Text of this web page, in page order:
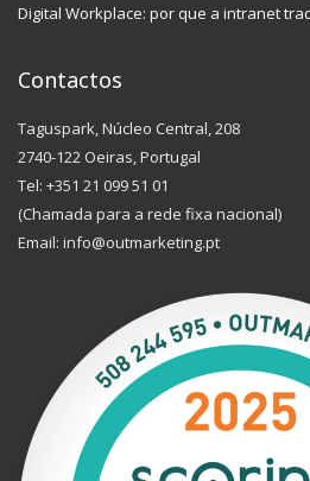
Digital Workplace: por que a intranet
Contactos
Taguspark, Núcleo Central, 208
2740-122 Oeiras, Portugal
Tel: +351 21 099 51 01
(Chamada para a rede fixa nacional)
Email: info@outmarketing.pt